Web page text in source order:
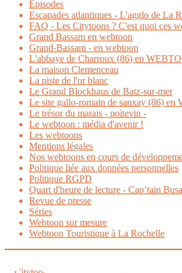
Episodes
Escapades atlantiques - L'agglo de La
FAQ - Les Citytoons ? C'est quoi ces
Grand Bassam en webtoon
Grand-Bassam - en webtoon
L'abbaye de Charroux (86) en
La maison Clemenceau
La piste de l'or blanc
Le Grand Blockhaus de Batz-sur-mer
Le site gallo-romain de sanxay (86) en
Le trésor du marais - poitevin -
Le webtoon : média d'avenir !
Les webtoons
Mentions légales
Nos webtoons en cours de
Politique liée aux données personnelles
Politique RGPD
Quart d'heure de lecture - Cap’tain
Revue de presse
Séries
Webtoon sur mesure
Webtoon Touristique à La Rochelle